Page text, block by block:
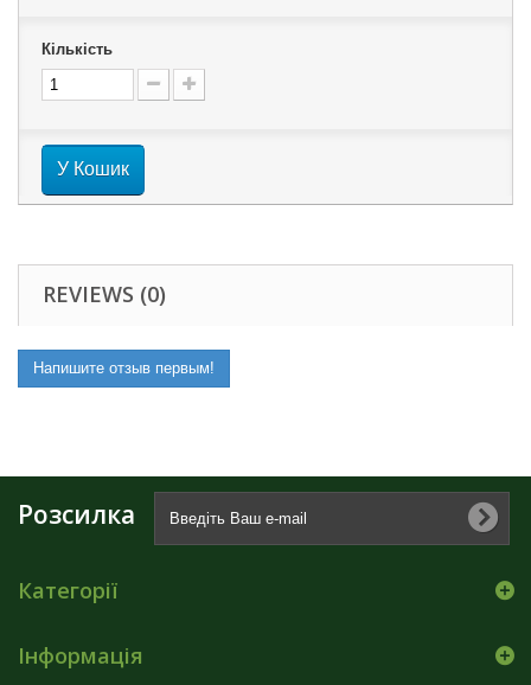
Кількість
У Кошик
REVIEWS (0)
Напишите отзыв первым!
Розсилка
Категорії
Інформація